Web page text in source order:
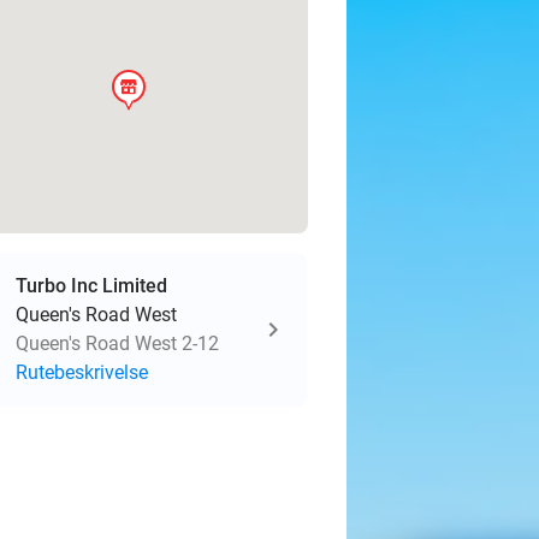
store
Turbo Inc Limited
Queen's Road West
Queen's Road West 2-12
Rutebeskrivelse